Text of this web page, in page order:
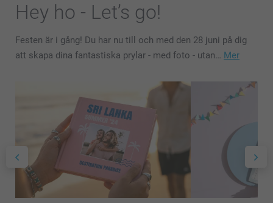
Hey ho - Let’s go!
Festen är i gång! Du har nu till och med den 28 juni på dig
att skapa dina fantastiska prylar - med foto - utan… Mer